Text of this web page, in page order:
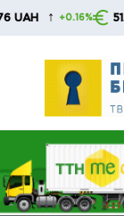
Skip
51.67 UAH ↑